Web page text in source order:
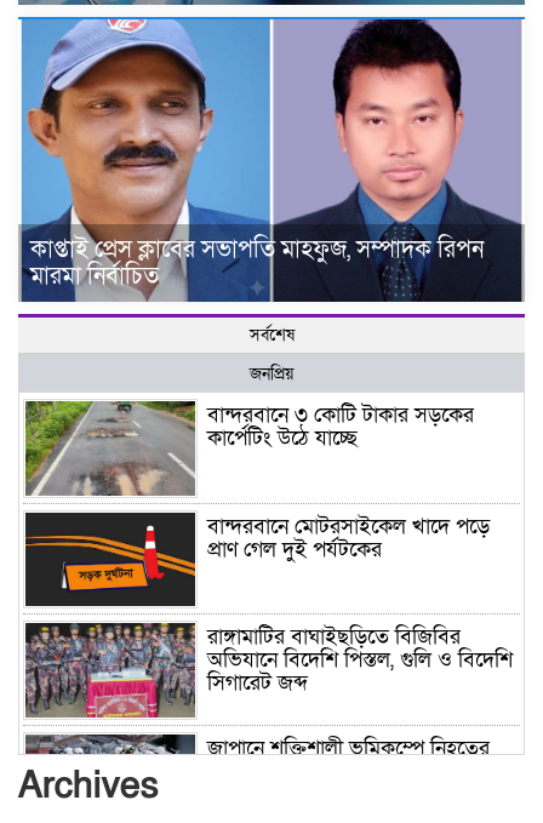
কাপ্তাই প্রেস ক্লাবের সভাপতি মাহফুজ, সম্পাদক রিপন
মারমা নির্বাচিত
সর্বশেষ
জনপ্রিয়
বান্দরবানে ৩ কোটি টাকার সড়কের
কার্পেটিং উঠে যাচ্ছে
বান্দরবানে মোটরসাইকেল খাদে পড়ে
প্রাণ গেল দুই পর্যটকের
রাঙ্গামাটির বাঘাইছড়িতে বিজিবির
অভিযানে বিদেশি পিস্তল, গুলি ও বিদেশি
সিগারেট জব্দ
জাপানে শক্তিশালী ভূমিকম্পে নিহতের
Archives